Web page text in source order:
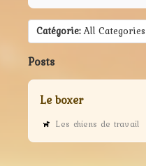
Catégorie: All Categories
Posts
Le boxer
Les chiens de travail